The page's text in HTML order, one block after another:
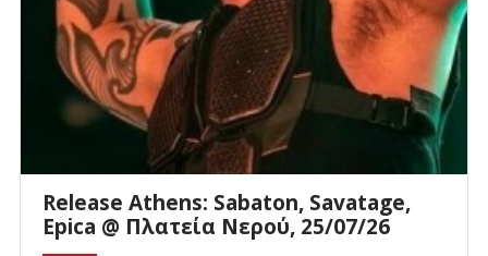
Release Athens: Sabaton, Savatage,
Epica @ Πλατεία Νερού, 25/07/26